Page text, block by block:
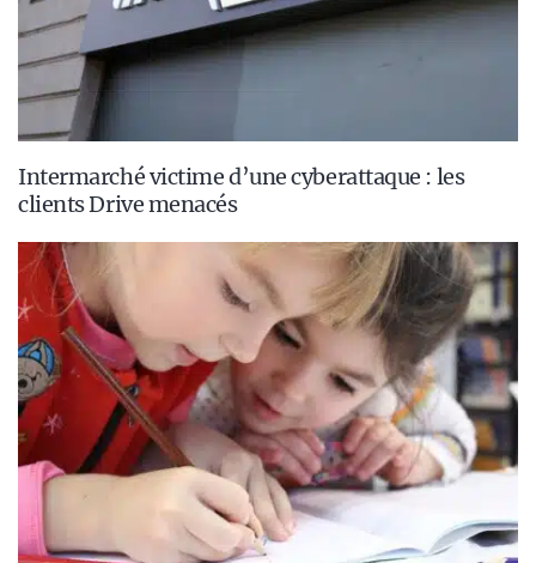
Intermarché victime d’une cyberattaque : les
clients Drive menacés